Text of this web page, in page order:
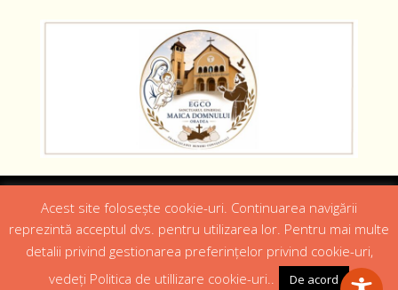
Acasa Istoric Episcopul Institutii
Media
Cateheza
Parteneri
Contact
Acest site folosește cookie-uri. Continuarea navigării
reprezintă acceptul dvs. pentru utilizarea lor. Pentru mai multe
detalii privind gestionarea preferințelor privind cookie-uri,
vedeți Politica de utillizare cookie-uri..
De acord